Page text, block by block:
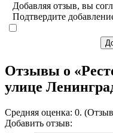
Добавляя отзыв, вы
Подтвердите
Отзывы о
улице
Средняя оценка: 0.
Добавить отзыв: